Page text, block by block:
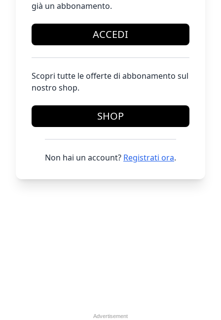
già un abbonamento.
ACCEDI
Scopri tutte le offerte di abbonamento sul
nostro shop.
SHOP
Non hai un account? Registrati ora.